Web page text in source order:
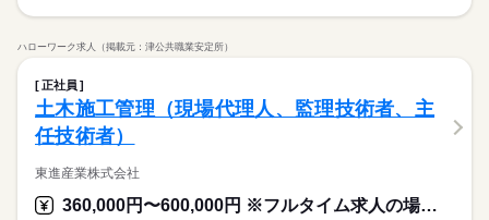
ハローワーク求人（掲載元：津公共職業安定所）
正社員
土木施工管理（現場代理人、監理技術者、主
任技術者）
東進産業株式会社
360,000円〜600,000円 ※フルタイム求人の場合は月額（換算額）、パート求人の場合は時間額を表示しています。